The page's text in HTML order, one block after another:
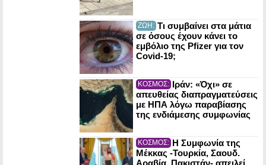
ΖΩΗ: Τι συμβαίνει στα μάτια
σε όσους έχουν κάνει το
εμβόλιο της Pfizer για τον
Covid-19;
ΚΟΣΜΟΣ: Ιράν: «Όχι» σε
απευθείας διαπραγματεύσεις
με ΗΠΑ λόγω παραβίασης
της ενδιάμεσης συμφωνίας
ΚΟΣΜΟΣ: Η Συμφωνία της
Μέκκας -Τουρκία, Σαουδ.
Αραβία, Πακιστάν- απειλεί